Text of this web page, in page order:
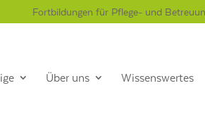
Fortbildungen für Pflege- und
Über uns Wissenswertes